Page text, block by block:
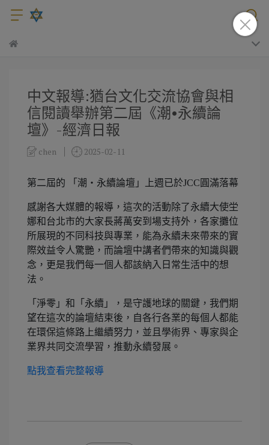
中文報導:猶台文化交流協會與相
信閱讀舉辦第二屆《潮•永續論
壇》-經濟日報
chen 2025-02-11
第二屆的 「潮・永續論壇」上週已於JCC圓滿落幕
感謝各大媒體的報導，這次的活動除了永續大使坣
娜和台北市的大家長蔣萬安到場支持外，各家攤位
所展現的不同科技與專業，能為永續未來帶來的實
際效益令人驚艷，而論壇中講者們帶來的知識與觀
念，更是我們每一個人都該納入日常生活中的想
法。
「淨零」和「永續」，是守護地球的關鍵，我們期
望在這次的論壇結束後，自各行各業的每個人都能
在環保這條路上繼續努力，並且學術界、專家與企
業界共同交流學習，推動永續發展。
點我查看完整報導